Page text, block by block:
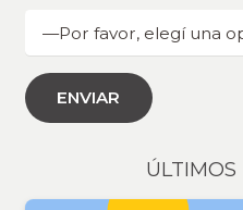
ÚLTIMOS